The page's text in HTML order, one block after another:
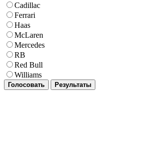
Cadillac
Ferrari
Haas
McLaren
Mercedes
RB
Red Bull
Williams
Голосовать Результаты